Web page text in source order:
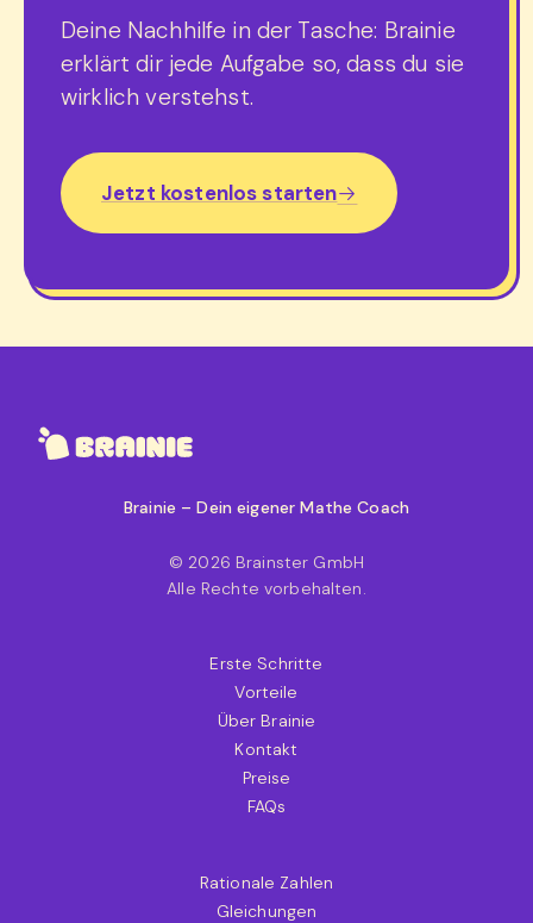
Deine Nachhilfe in der Tasche: Brainie
erklärt dir jede Aufgabe so, dass du sie
wirklich verstehst.
Jetzt kostenlos starten
Brainie – Dein eigener Mathe Coach
© 2026 Brainster GmbH
Alle Rechte vorbehalten.
Erste Schritte
Vorteile
Über Brainie
Kontakt
Preise
FAQs
Rationale Zahlen
Gleichungen